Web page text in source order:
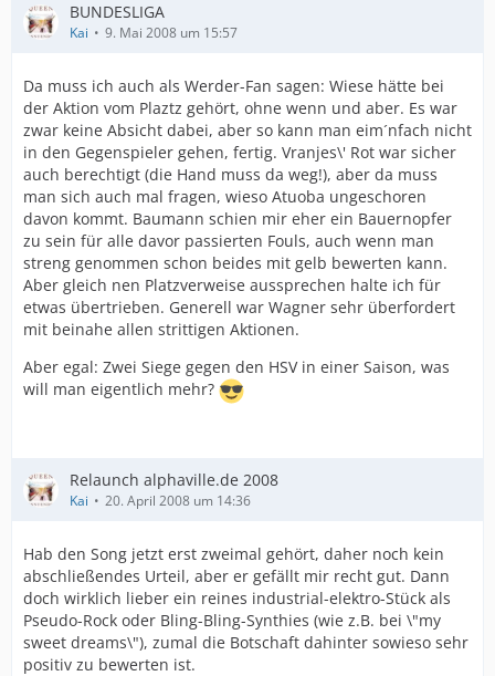
BUNDESLIGA
Kai 9. Mai 2008 um 15:57
Da muss ich auch als Werder-Fan sagen: Wiese hätte bei
der Aktion vom Plaztz gehört, ohne wenn und aber. Es war
zwar keine Absicht dabei, aber so kann man eim´nfach nicht
in den Gegenspieler gehen, fertig. Vranjes\' Rot war sicher
auch berechtigt (die Hand muss da weg!), aber da muss
man sich auch mal fragen, wieso Atuoba ungeschoren
davon kommt. Baumann schien mir eher ein Bauernopfer
zu sein für alle davor passierten Fouls, auch wenn man
streng genommen schon beides mit gelb bewerten kann.
Aber gleich nen Platzverweise aussprechen halte ich für
etwas übertrieben. Generell war Wagner sehr überfordert
mit beinahe allen strittigen Aktionen.
Aber egal: Zwei Siege gegen den HSV in einer Saison, was
will man eigentlich mehr?
Relaunch alphaville.de 2008
Kai 20. April 2008 um 14:36
Hab den Song jetzt erst zweimal gehört, daher noch kein
abschließendes Urteil, aber er gefällt mir recht gut. Dann
doch wirklich lieber ein reines industrial-elektro-Stück als
Pseudo-Rock oder Bling-Bling-Synthies (wie z.B. bei \"my
sweet dreams\"), zumal die Botschaft dahinter sowieso sehr
positiv zu bewerten ist.